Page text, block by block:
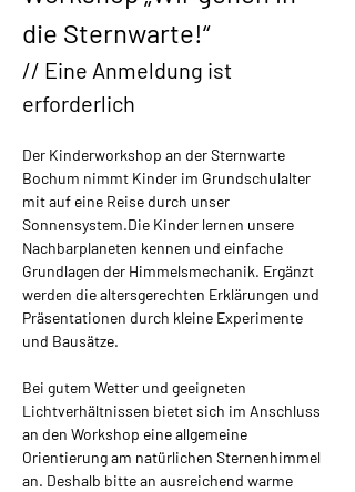
die Sternwarte!“
// Eine Anmeldung ist
erforderlich
Der Kinderworkshop an der Sternwarte
Bochum nimmt Kinder im Grundschulalter
mit auf eine Reise durch unser
Sonnensystem.​Die Kinder lernen unsere
Nachbarplaneten kennen und einfache
Grundlagen der Himmelsmechanik. Ergänzt
werden die altersgerechten Erklärungen und
Präsentationen durch kleine Experimente
und Bausätze.
Bei gutem Wetter und geeigneten
Lichtverhältnissen bietet sich im Anschluss
an den Workshop eine allgemeine
Orientierung am natürlichen Sternenhimmel
an. Deshalb bitte an ausreichend warme